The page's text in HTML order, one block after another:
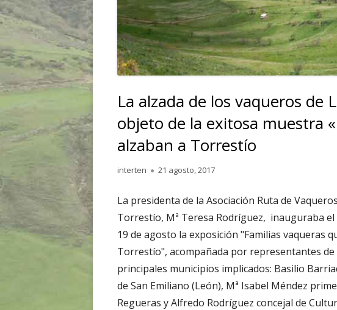
La alzada de los vaqueros de
objeto de la exitosa muestra
alzaban a Torrestío
Autor
interten
Publicado
21 agosto, 2017
La presidenta de la Asociación Ruta de
Torrestío, Mª Teresa Rodríguez, inauguraba el
19 de agosto la exposición "Familias vaqueras
Torrestío", acompañada por representantes de
principales municipios implicados: Basilio
de San Emiliano (León), Mª Isabel Méndez
Regueras y Alfredo Rodríguez concejal de